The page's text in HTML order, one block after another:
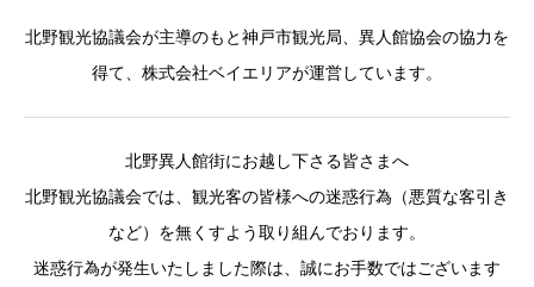
北野観光協議会が主導のもと神戸市観光局、異人館協会の協力を
得て、株式会社ベイエリアが運営しています。
北野異人館街にお越し下さる皆さまへ
北野観光協議会では、観光客の皆様への迷惑行為（悪質な客引き
など）を無くすよう取り組んでおります。
迷惑行為が発生いたしました際は、誠にお手数ではございます